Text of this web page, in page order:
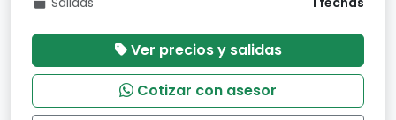
Ver precios y salidas
Cotizar con asesor